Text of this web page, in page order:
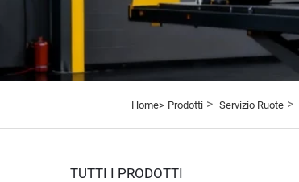
Home> Prodotti> Servizio Ruote>
TUTTI I PRODOTTI